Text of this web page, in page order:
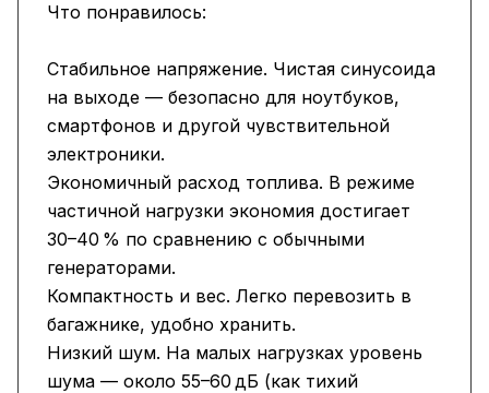
Что понравилось:
Стабильное напряжение. Чистая синусоида
на выходе — безопасно для ноутбуков,
смартфонов и другой чувствительной
электроники.
Экономичный расход топлива. В режиме
частичной нагрузки экономия достигает
30–40 % по сравнению с обычными
генераторами.
Компактность и вес. Легко перевозить в
багажнике, удобно хранить.
Низкий шум. На малых нагрузках уровень
шума — около 55–60 дБ (как тихий